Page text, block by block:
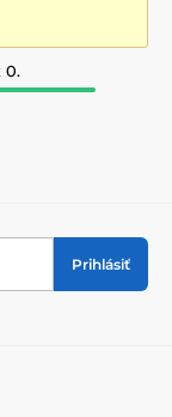
0.
Prihlásiť